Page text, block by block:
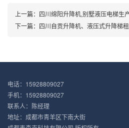
上一篇： 四川绵阳升降机,别墅液压电梯生
下一篇： 四川自贡升降机、液压式升降梯
电话：15928809027
手机：15928809027
联系人：陈经理
地址：成都市青羊区下南大街